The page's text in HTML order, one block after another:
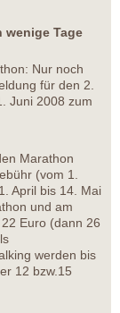
wenige Tage
Nur noch
für den 2.
Juni 2008 zum
Marathon
(vom 1.
April bis 14. Mai
und am
Euro (dann 26
werden bis
12 bzw.15